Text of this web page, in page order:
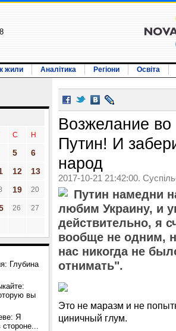
жили Аналітика Регіони Освіта
С Н
5 6
12
13
19 20
26 27
Глубина
вы
Я
стороне...
Возжелание во
Путин! И
народ
2017-10-21 21:42:00.
Путин намедни
любим Украину, и
действительно, я
вообще не одним,
нас никогда не
отнимать".
Это не маразм и не
циничный глум.